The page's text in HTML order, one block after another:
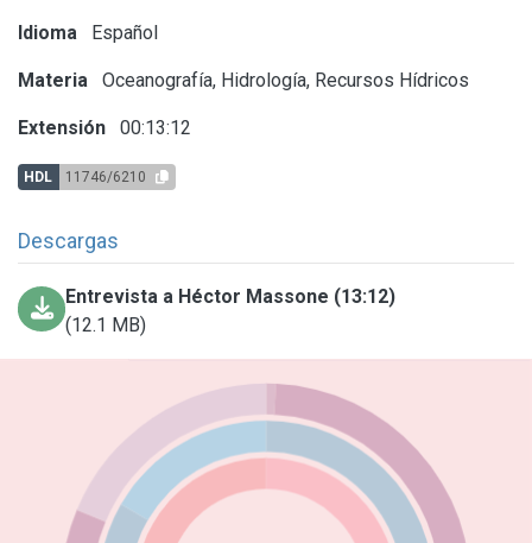
Idioma Español
Materia Oceanografía, Hidrología, Recursos Hídricos
Extensión 00:13:12
HDL 11746/6210
Descargas
Entrevista a Héctor Massone (13:12)
(12.1 MB)